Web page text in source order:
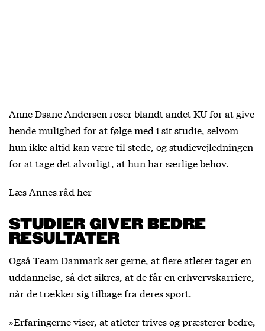
Anne Dsane Andersen roser blandt andet KU for at give
hende mulighed for at følge med i sit studie, selvom
hun ikke altid kan være til stede, og studievejledningen
for at tage det alvorligt, at hun har særlige behov.
Læs Annes råd her
STUDIER GIVER BEDRE
RESULTATER
Også Team Danmark ser gerne, at flere atleter tager en
uddannelse, så det sikres, at de får en erhvervskarriere,
når de trækker sig tilbage fra deres sport.
»Erfaringerne viser, at atleter trives og præsterer bedre,